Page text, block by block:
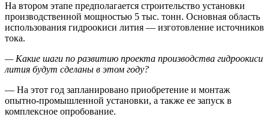
На втором этапе предполагается строительство установки
производственной мощностью 5 тыс. тонн. Основная область
использования гидроокиси лития — изготовление источников
тока.
— Какие шаги по развитию проекта производства гидроокиси
лития будут сделаны в этом году?
— На этот год запланировано приобретение и монтаж
опытно-промышленной установки, а также ее запуск в
комплексное опробование.